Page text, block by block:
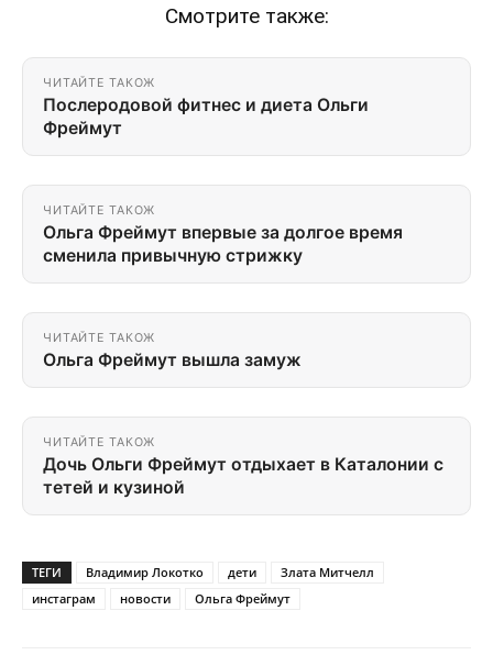
Смотрите также:
ЧИТАЙТЕ ТАКОЖ
Послеродовой фитнес и диета Ольги
Фреймут
ЧИТАЙТЕ ТАКОЖ
Ольга Фреймут впервые за долгое время
сменила привычную стрижку
ЧИТАЙТЕ ТАКОЖ
Ольга Фреймут вышла замуж
ЧИТАЙТЕ ТАКОЖ
Дочь Ольги Фреймут отдыхает в Каталонии с
тетей и кузиной
ТЕГИ Владимир Локотко дети
Злата Митчелл
инстаграм
новости Ольга Фреймут